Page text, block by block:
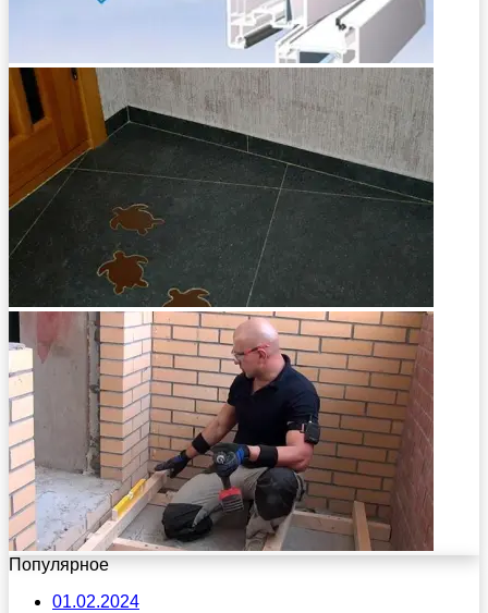
Популярное
01.02.2024